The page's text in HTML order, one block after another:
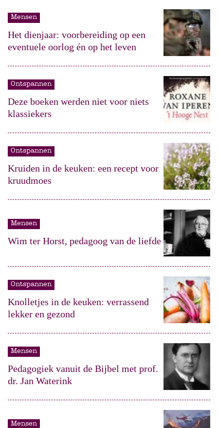
Mensen
Het dienjaar: voorbereiding op een
eventuele oorlog én op het leven
Ontspannen
Deze boeken werden niet voor niets
klassiekers
Ontspannen
Kruiden in de keuken: een recept voor
kruudmoes
Mensen
Wim ter Horst, pedagoog van de liefde
Ontspannen
Knolletjes in de keuken: verrassend
lekker en gezond
Mensen
Pedagogiek vanuit de Bijbel met prof.
dr. Jan Waterink
Mensen